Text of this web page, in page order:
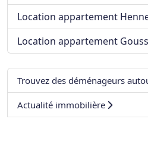
Location appartement
Location appartement
Trouvez des déménageurs
Actualité immobilière